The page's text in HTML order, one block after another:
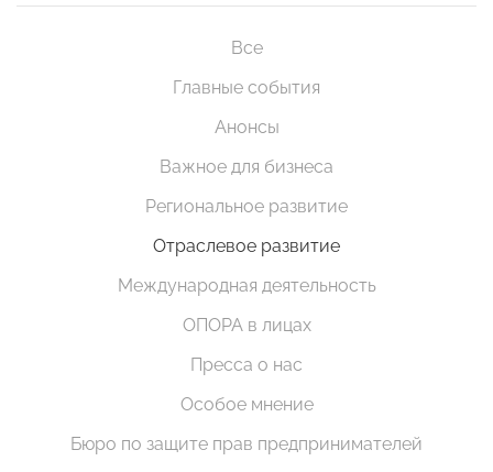
Все
Главные события
Анонсы
Важное для бизнеса
Региональное развитие
Отраслевое развитие
Международная деятельность
ОПОРА в лицах
Пресса о нас
Особое мнение
Бюро по защите прав предпринимателей